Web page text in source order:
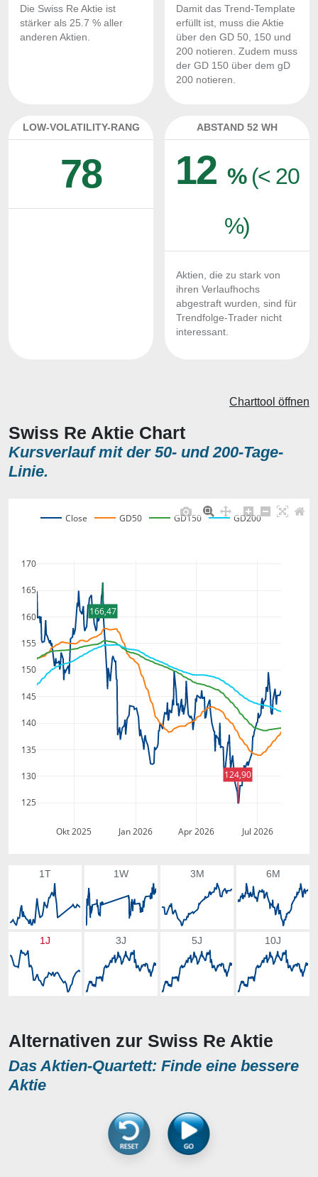
Die Swiss Re Aktie ist
stärker als 25.7 % aller
anderen Aktien.
Damit das Trend-Template
erfüllt ist, muss die Aktie
über den GD 50, 150 und
200 notieren. Zudem muss
der GD 150 über dem gD
200 notieren.
LOW-VOLATILITY-RANG
78
ABSTAND 52 WH
12% (< 20
%)
Aktien, die zu stark von
ihren Verlaufhochs
abgestraft wurden, sind für
Trendfolge-Trader nicht
interessant.
Swiss Re Aktie Chart
Kursverlauf mit der 50- und 200-Tage-
Linie.
Charttool öffnen
Okt 2025 Jan 2026 Apr 2026 Jul 2026
125
130
135
140
145
150
155
160
165
170
Close GD50 GD150 GD200
166,47
124,90
1T 1W 3M 6M
1J 3J 5J 10J
Alternativen zur Swiss Re Aktie
Das Aktien-Quartett: Finde eine bessere
Aktie